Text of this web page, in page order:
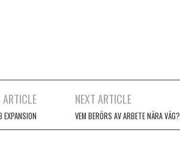
ARTICLE
EXPANSION
NEXT ARTICLE
VEM BERÖRS AV ARBETE NÄRA VÄG?